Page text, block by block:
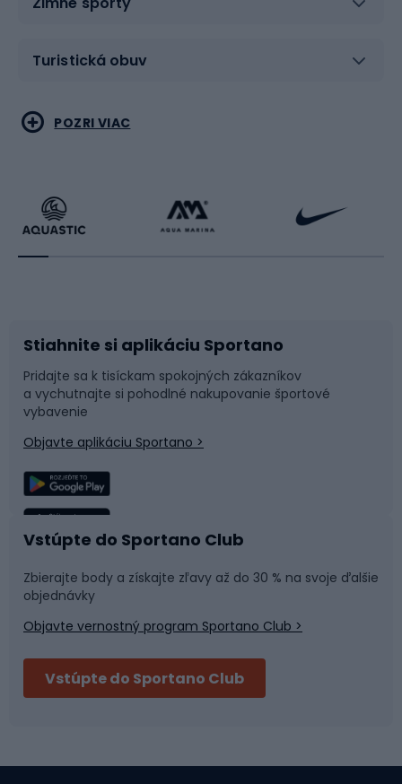
Turistická obuv
Vodné športy
Beh
Príslušenstvo k bicyklom
Časti bicyklov
Rybolov
Športová medicína
Bushcraft
Bikepacking
Bojové umenia
Raketové športy
Sane a kĺzačky
Snowboard
Plávanie
Tímové športy
Fitness a posilňovňa
Cyklistické prilby
POZRI VIAC
Stiahnite si aplikáciu Sportano
Pridajte sa k tisíckam spokojných zákazníkov
a vychutnajte si pohodlné nakupovanie športové
vybavenie
Objavte aplikáciu Sportano >
Vstúpte do Sportano Club
Zbierajte body a získajte zľavy až do 30 % na svoje ďalšie
objednávky
Objavte vernostný program Sportano Club >
Vstúpte do Sportano Club